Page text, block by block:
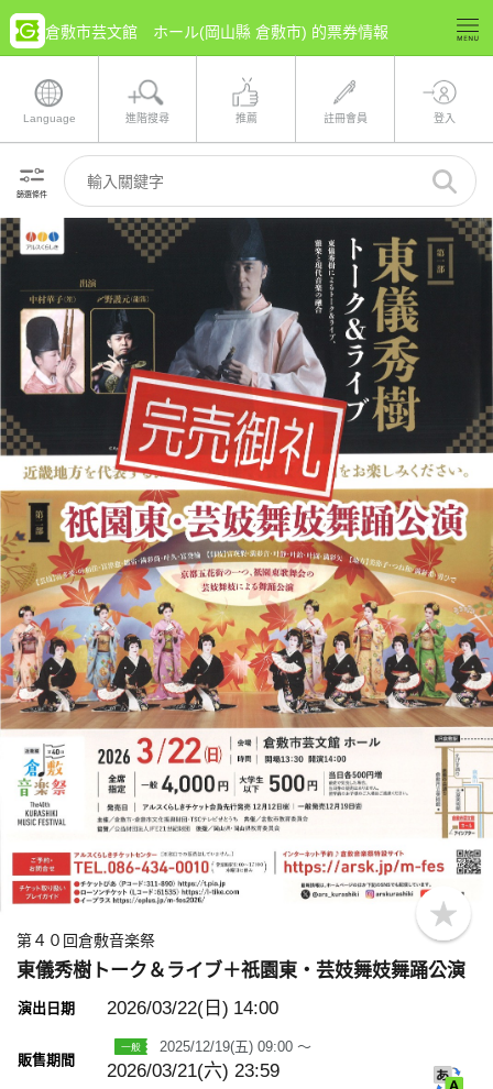
倉敷市芸文館 ホール(岡山縣 倉敷市) 的票券情報
Language 進階搜尋 推薦 註冊會員 登入
篩選條件
b
o
k
第４０回倉敷音楽祭
東儀秀樹トーク＆ライブ＋祇園東・芸妓舞妓舞踊公演
演出日期 2026/03/22(日) 14:00
販售期間
2025/12/19(五) 09:00 ～
2026/03/21(六) 23:59